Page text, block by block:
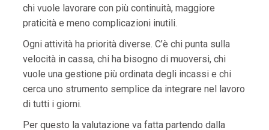
chi vuole lavorare con più continuità, maggiore
praticità e meno complicazioni inutili.
Ogni attività ha priorità diverse. C’è chi punta sulla
velocità in cassa, chi ha bisogno di muoversi, chi
vuole una gestione più ordinata degli incassi e chi
cerca uno strumento semplice da integrare nel lavoro
di tutti i giorni.
Per questo la valutazione va fatta partendo dalla